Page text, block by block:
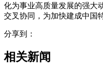
化为事业高质量发展的强大
交叉协同，为加快建成中国
分享到：
相关新闻